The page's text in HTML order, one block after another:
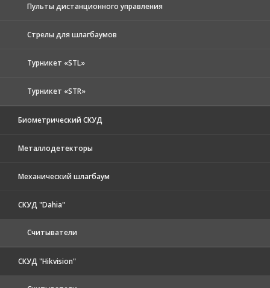
Пульты дистанционного управления
Стрелы для шлагбаумов
Турникет «STL»
Турникет «STR»
Биометрический СКУД
Металлодетекторы
Механический шлагбаум
СКУД "Dahia"
Считыватели
СКУД "Hikvision"